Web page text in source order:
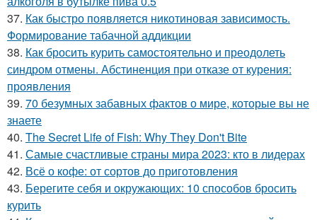
37. Как быстро появляется никотиновая зависимость.
Формирование табачной аддикции
38. Как бросить курить самостоятельно и преодолеть
синдром отмены. Абстиненция при отказе от курения:
проявления
39. 70 безумных забавных фактов о мире, которые вы не
знаете
40. The Secret Life of Fish: Why They Don't Bite
41. Самые счастливые страны мира 2023: кто в лидерах
42. Всё о кофе: от сортов до приготовления
43. Берегите себя и окружающих: 10 способов бросить
курить